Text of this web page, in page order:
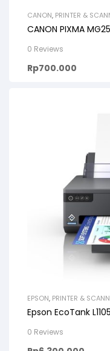
CANON, PRINTER &
CANON PIXMA
0 Reviews
Rp700.000
EPSON, PRINTER &
Epson EcoTank
0 Reviews